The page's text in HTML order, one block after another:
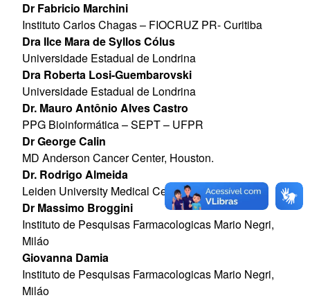
Dr Fabricio Marchini
Instituto Carlos Chagas – FIOCRUZ PR- Curitiba
Dra Ilce Mara de Syllos Cólus
Universidade Estadual de Londrina
Dra Roberta Losi-Guembarovski
Universidade Estadual de Londrina
Dr. Mauro Antônio Alves Castro
PPG Bioinformática – SEPT – UFPR
Dr George Calin
MD Anderson Cancer Center, Houston.
Dr. Rodrigo Almeida
Leiden University Medical Centre – Netherlands
Dr Massimo Broggini
Instituto de Pesquisas Farmacologicas Mario Negri,
Miláo
Giovanna Damia
Instituto de Pesquisas Farmacologicas Mario Negri,
Miláo